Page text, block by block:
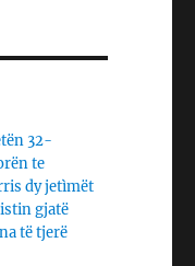
32-
te
dy jetìmët
gjatë
të tjerë